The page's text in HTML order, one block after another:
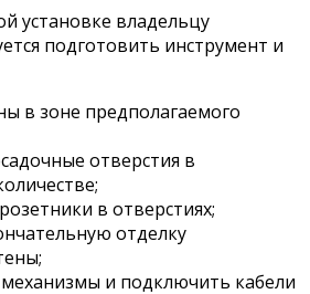
установке владельцу
подготовить инструмент и
в зоне предполагаемого
отверстия в
в отверстиях;
отделку
и подключить кабели